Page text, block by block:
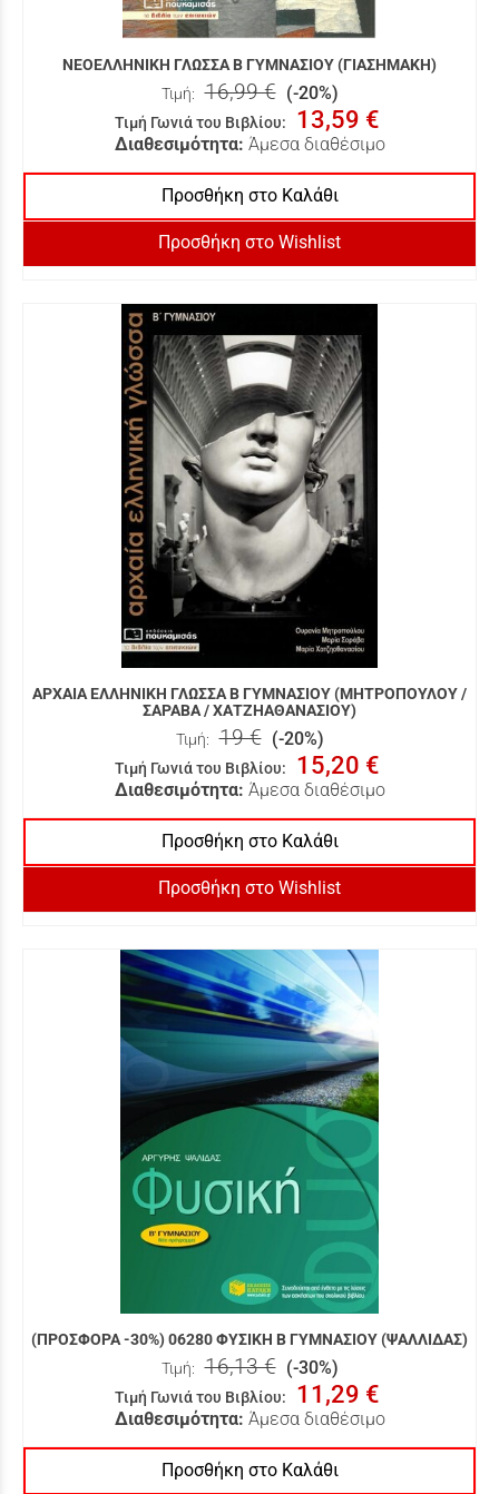
ΝΕΟΕΛΛΗΝΙΚΗ ΓΛΩΣΣΑ Β ΓΥΜΝΑΣΙΟΥ (ΓΙΑΣΗΜΑΚΗ)
Τιμή: 16,99 € (-20%)
Τιμή Γωνιά του Βιβλίου: 13,59 €
Διαθεσιμότητα: Άμεσα διαθέσιμο
Προσθήκη στο Καλάθι
Προσθήκη στο Wishlist
ΑΡΧΑΙΑ ΕΛΛΗΝΙΚΗ ΓΛΩΣΣΑ Β ΓΥΜΝΑΣΙΟΥ (ΜΗΤΡΟΠΟΥΛΟΥ /
ΣΑΡΑΒΑ / ΧΑΤΖΗΑΘΑΝΑΣΙΟΥ)
Τιμή: 19 € (-20%)
Τιμή Γωνιά του Βιβλίου: 15,20 €
Διαθεσιμότητα: Άμεσα διαθέσιμο
Προσθήκη στο Καλάθι
Προσθήκη στο Wishlist
(ΠΡΟΣΦΟΡΑ -30%) 06280 ΦΥΣΙΚΗ Β ΓΥΜΝΑΣΙΟΥ (ΨΑΛΛΙΔΑΣ)
Τιμή: 16,13 € (-30%)
Τιμή Γωνιά του Βιβλίου: 11,29 €
Διαθεσιμότητα: Άμεσα διαθέσιμο
Προσθήκη στο Καλάθι